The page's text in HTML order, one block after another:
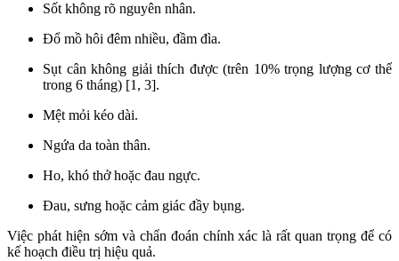
Sốt không rõ nguyên nhân.
Đổ mồ hôi đêm nhiều, đầm đìa.
Sụt cân không giải thích được (trên 10% trọng lượng cơ thể
trong 6 tháng) [1, 3].
Mệt mỏi kéo dài.
Ngứa da toàn thân.
Ho, khó thở hoặc đau ngực.
Đau, sưng hoặc cảm giác đầy bụng.
Việc phát hiện sớm và chẩn đoán chính xác là rất quan trọng để có
kế hoạch điều trị hiệu quả.